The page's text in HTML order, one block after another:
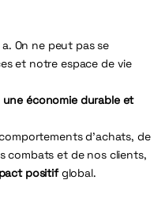
On ne peut pas se
et notre espace de vie
une économie durable et
d’achats, de
combats et de nos clients,
positifglobal.